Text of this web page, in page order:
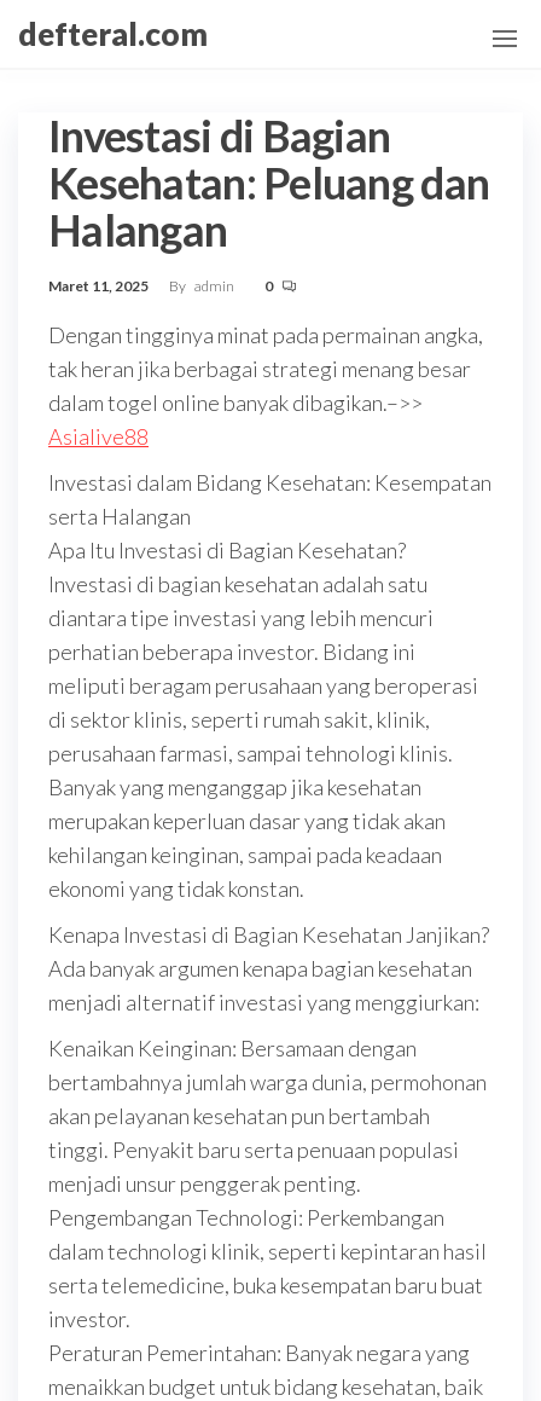
Skip
content
defteral.com
Investasi di Bagian
Kesehatan: Peluang dan
Halangan
Maret 11, 2025 By admin 0
Dengan tingginya minat pada permainan angka,
tak heran jika berbagai strategi menang besar
dalam togel online banyak dibagikan.–>>
Asialive88
Investasi dalam Bidang Kesehatan: Kesempatan
serta Halangan
Apa Itu Investasi di Bagian Kesehatan?
Investasi di bagian kesehatan adalah satu
diantara tipe investasi yang lebih mencuri
perhatian beberapa investor. Bidang ini
meliputi beragam perusahaan yang beroperasi
di sektor klinis, seperti rumah sakit, klinik,
perusahaan farmasi, sampai tehnologi klinis.
Banyak yang menganggap jika kesehatan
merupakan keperluan dasar yang tidak akan
kehilangan keinginan, sampai pada keadaan
ekonomi yang tidak konstan.
Kenapa Investasi di Bagian Kesehatan Janjikan?
Ada banyak argumen kenapa bagian kesehatan
menjadi alternatif investasi yang menggiurkan:
Kenaikan Keinginan: Bersamaan dengan
bertambahnya jumlah warga dunia, permohonan
akan pelayanan kesehatan pun bertambah
tinggi. Penyakit baru serta penuaan populasi
menjadi unsur penggerak penting.
Pengembangan Technologi: Perkembangan
dalam technologi klinik, seperti kepintaran hasil
serta telemedicine, buka kesempatan baru buat
investor.
Peraturan Pemerintahan: Banyak negara yang
menaikkan budget untuk bidang kesehatan, baik